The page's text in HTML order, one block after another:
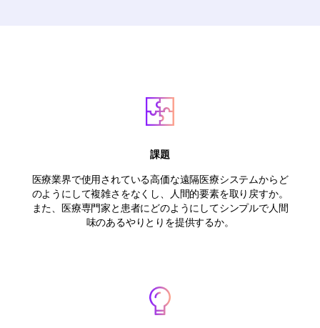
課題
医療業界で使用されている高価な遠隔医療システムからど
のようにして複雑さをなくし、人間的要素を取り戻すか。
また、医療専門家と患者にどのようにしてシンプルで人間
味のあるやりとりを提供するか。